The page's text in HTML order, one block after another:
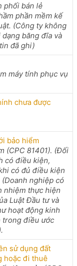
phối bán lẻ
phần mềm kế
(Công ty không
băng đĩa và
đã ghi)
máy tính phục vụ
chưa được
bảo hiểm
(CPC 81401). (Đối
có điều kiện,
có đủ điều kiện
nghiệp có
nhiệm thực hiện
Luật Đầu tư và
hoạt động kinh
trong điều ước
sử dụng đất
hoặc đi thuê